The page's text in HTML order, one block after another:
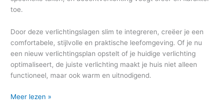
toe.
Door deze verlichtingslagen slim te integreren, creëer je een
comfortabele, stijlvolle en praktische leefomgeving. Of je nu
een nieuw verlichtingsplan opstelt of je huidige verlichting
optimaliseert, de juiste verlichting maakt je huis niet alleen
functioneel, maar ook warm en uitnodigend.
Meer lezen »